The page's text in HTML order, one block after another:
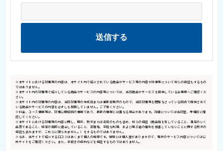
※本サイトにおける記事等の内容は、本サイト内で紹介されている商品やサービス等の内容や効果等について何らの保証もするもの
ではありません。
※本サイト内の記事等で紹介している商品やサービスの内容等については、当該商品やサービスを提供している企業様へご確認くだ
さい。
※本サイト内の記事等の内容は、当該記事等の作成日または更新日現在のもので、当該記事等を閲覧なさっている時点で提供されて
いる商品やサービスの内容を必ずしも反映していません。ご了承ください。
※料金、コース情報等は、記事公開日時の情報であり、最新の情報とは異なる場合があります。詳細については当該塾、予備校に確
認してください。
※本サイトにおける記事等の内容に関し、明示、黙示または法定のものも含め、何らの保証（商品性を有していること、満足のいく
品質であること、特定の目的に適合していること、正確性、平穏な利用、および第三者の権利を侵害していないことに関する黙示の
保証も含みますが、これらに限られません。）をするものではありません。
※なお、当サイトで紹介する口コミはあくまで個人の感想です。感想には個人差がありますので、現状のサービス内容については公
式サイトをご確認ください。また、手続きの成約などを保証するものではありません。